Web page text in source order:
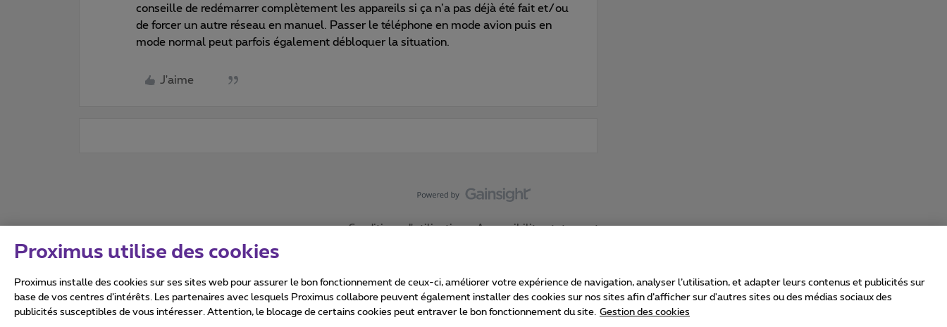
conseille de redémarrer complètement les appareils si ça n’a pas déjà été fait et/ou
de forcer un autre réseau en manuel. Passer le téléphone en mode avion puis en
mode normal peut parfois également débloquer la situation.
J'aime
Conditions d'utilisation Accessibility statement
Tous droits réservés. ©2026Proximus
Proximus utilise des cookies
Proximus installe des cookies sur ses sites web pour assurer le bon fonctionnement de ceux-ci, améliorer votre expérience de navigation, analyser l’utilisation, et adapter leurs contenus et publicités sur
base de vos centres d’intérêts. Les partenaires avec lesquels Proximus collabore peuvent également installer des cookies sur nos sites afin d’afficher sur d'autres sites ou des médias sociaux des
publicités susceptibles de vous intéresser. Attention, le blocage de certains cookies peut entraver le bon fonctionnement du site. Gestion des cookies